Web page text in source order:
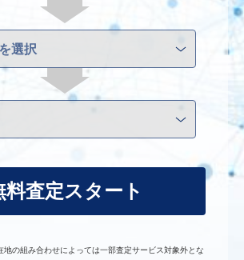
料査定スタート
の組み合わせによっては一部査定サービス対象外とな